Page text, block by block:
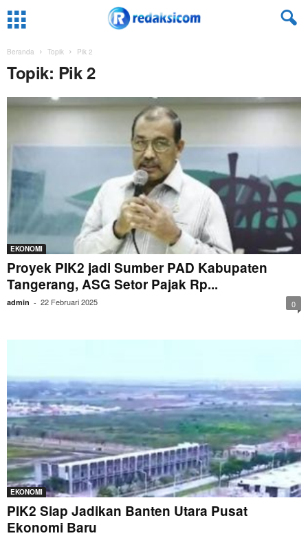
Beranda Topik Pik 2
Topik: Pik 2
EKONOMI
Proyek PIK2 jadi Sumber PAD Kabupaten
Tangerang, ASG Setor Pajak Rp...
admin - 22 Februari 2025 0
EKONOMI
PIK2 Siap Jadikan Banten Utara Pusat
Ekonomi Baru